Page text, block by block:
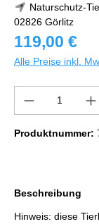
Naturschutz-
02826 Görlitz
119,00 €
Alle Preise inkl.
Produktnummer:
Beschreibung
Hinweis: diese